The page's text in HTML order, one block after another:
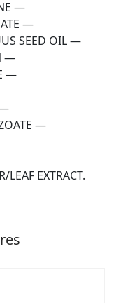
—
—
SEED OIL—
—
—
—
EXTRACT.